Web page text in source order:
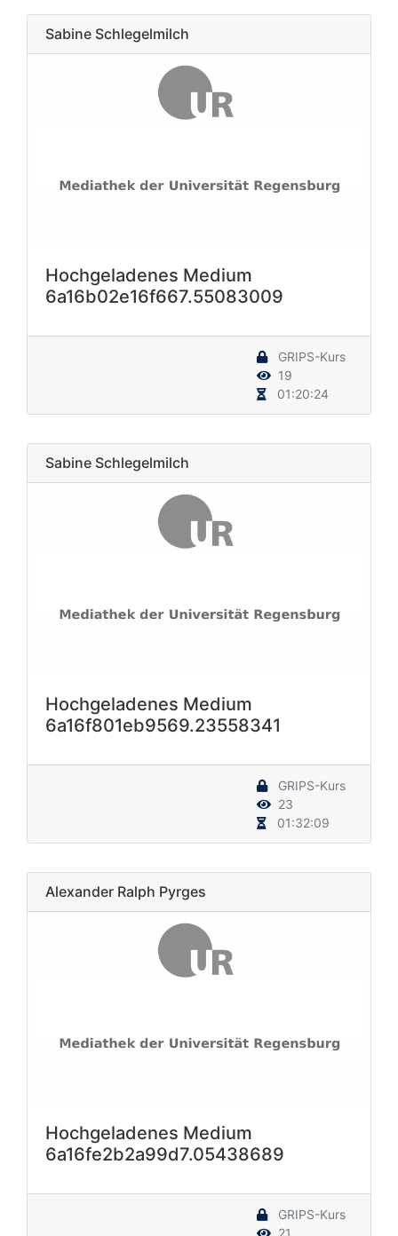
Sabine Schlegelmilch
Hochgeladenes Medium
6a16b02e16f667.55083009
GRIPS-Kurs
19
01:20:24
Sabine Schlegelmilch
Hochgeladenes Medium
6a16f801eb9569.23558341
GRIPS-Kurs
23
01:32:09
Alexander Ralph Pyrges
Hochgeladenes Medium
6a16fe2b2a99d7.05438689
GRIPS-Kurs